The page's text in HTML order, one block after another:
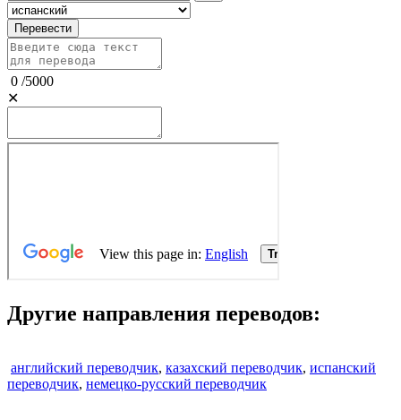
Перевести
0 /5000
✕
Другие направления переводов:
английский переводчик, казахский переводчик, испанский
переводчик, немецко-русский переводчик